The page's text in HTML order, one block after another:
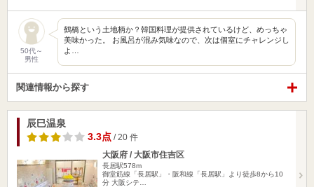
50代～
男性
鶴橋という土地柄か？韓国料理が提供されているけど、めっちゃ
美味かった。 お風呂が混み気味なので、次は個室にチャレンジし
よ…
関連情報から探す
辰巳温泉
3.3点 / 20 件
大阪府 / 大阪市住吉区
長居駅578m
御堂筋線「長居駅」・阪和線「長居駅」より徒歩8から10
分 大阪シテ…